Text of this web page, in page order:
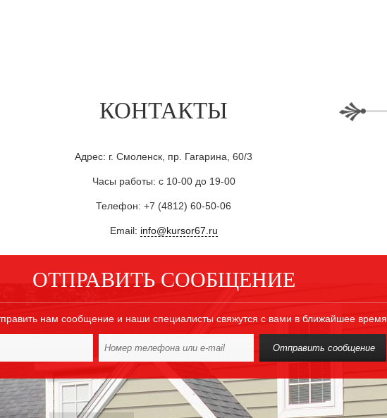
КОНТАКТЫ
Адрес: г. Смоленск, пр. Гагарина, 60/3
Часы работы: с 10-00 до 19-00
Телефон: +7 (4812) 60-50-06
Email: info@kursor67.ru
ОТПРАВИТЬ СООБЩЕНИЕ
нам сообщение и наши специалисты свяжутся с вами в ближайшее время.